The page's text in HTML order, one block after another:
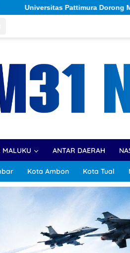
Jejaring Akademik
MALUKU ANTAR DAERAH
Kota Ambon Kota Tual